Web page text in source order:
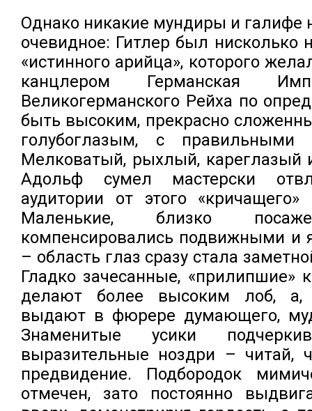
Однако никакие мундиры и галифе
очевидное: Гитлер был нисколько
«истинного арийца», которого
канцлером Германская
Великогерманского Рейха по
быть высоким, прекрасно
голубоглазым, с правильными
Мелковатый, рыхлый, кареглазый
Адольф сумел мастерски
аудитории от этого «кричащего»
Маленькие, близко
компенсировались подвижными и
– область глаз сразу стала
Гладко зачесанные, «прилипшие»
делают более высоким лоб, а,
выдают в фюрере думающего,
Знаменитые усики
выразительные ноздри – читай,
предвидение. Подбородок
отмечен, зато постоянно